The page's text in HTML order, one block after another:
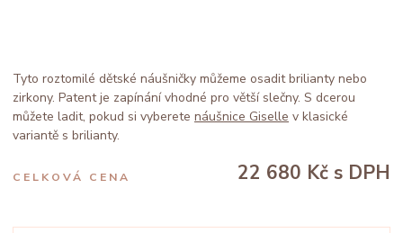
Tyto roztomilé dětské náušničky můžeme osadit brilianty nebo
zirkony. Patent je zapínání vhodné pro větší slečny. S dcerou
můžete ladit, pokud si vyberete náušnice Giselle v klasické
variantě s brilianty.
CELKOVÁ CENA 22 680 Kč s DPH